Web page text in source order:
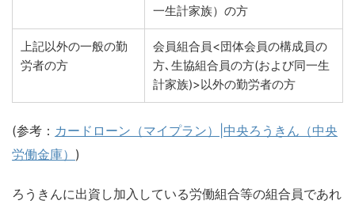
一生計家族）の方
上記以外の一般の勤
労者の方
会員組合員<団体会員の構成員の
方､生協組合員の方(および同一生
計家族)>以外の勤労者の方
(参考： カードローン（マイプラン）|中央ろうきん（中央
労働金庫） )
ろうきんに出資し加入している労働組合等の組合員であれ